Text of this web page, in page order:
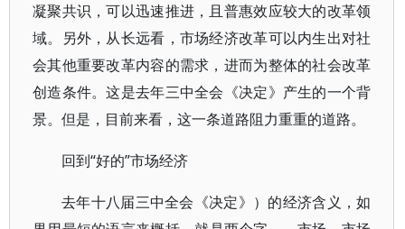
凝聚共识，可以迅速推进，且普惠效应较大的改革领
域。另外，从长远看，市场经济改革可以内生出对社
会其他重要改革内容的需求，进而为整体的社会改革
创造条件。这是去年三中全会《决定》产生的一个背
景。但是，目前来看，这一条道路阻力重重的道路。
回到“好的”市场经济
去年十八届三中全会《决定》）的经济含义，如